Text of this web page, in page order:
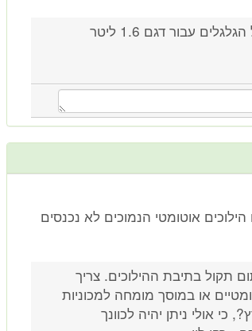
יש למלא בין 34 ל36 PSI בכל הגלגלים עבור דגם 1.6 ליטר
מתחמם ו הילוכים אוטומטי הנמוכים לא נכנסים
תקול בתיבת ההילוכים. צריך
או במוסך מומחה למכוניות
כי אולי ניתן יהיה לכוונך